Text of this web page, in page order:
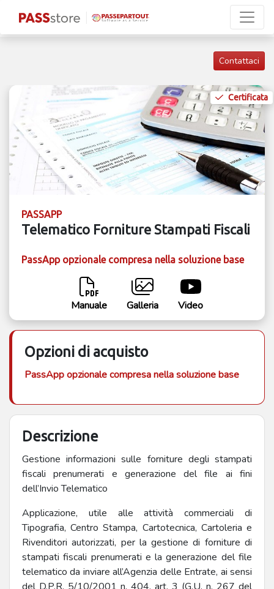
Contattaci
Certificata
PASSAPP
Telematico Forniture Stampati Fiscali
PassApp opzionale compresa nella soluzione base
Manuale Galleria Video
Opzioni di acquisto
PassApp opzionale compresa nella soluzione base
Descrizione
Gestione informazioni sulle forniture degli stampati
fiscali prenumerati e generazione del file ai fini
dell’Invio Telematico
Applicazione, utile alle attività commerciali di
Tipografia, Centro Stampa, Cartotecnica, Cartoleria e
Rivenditori autorizzati, per la gestione di forniture di
stampati fiscali prenumerati e la generazione del file
telematico da inviare all’Agenzia delle Entrate, ai sensi